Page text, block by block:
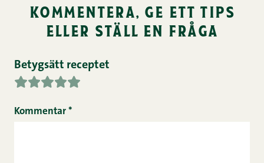
kommentera, ge ett tips
eller ställ en fråga
Betygsätt receptet
Kommentar *